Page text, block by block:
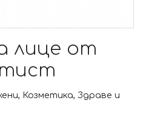
лице от
Козметика, Здраве и